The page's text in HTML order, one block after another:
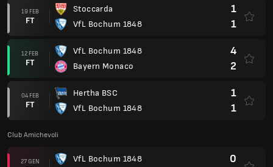
19 FEB
FT
Stoccarda
VfL Bochum 1848
1
1
12 FEB
FT
VfL Bochum 1848
Bayern Monaco
4
2
04 FEB
FT
Hertha BSC
VfL Bochum 1848
1
1
Club Amichevoli
27 GEN
VfL Bochum 1848
0